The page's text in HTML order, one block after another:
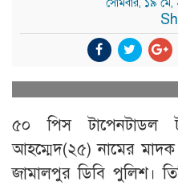
৫০ পিস টাপেনটাডল
আহম্মেদ(২৫) নামের মাদক
জামালপুর ডিবি পুলিশ।